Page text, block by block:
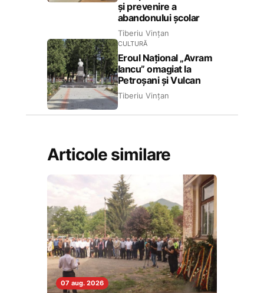
și prevenire a
abandonului școlar
Tiberiu Vințan
CULTURĂ
Eroul Național „Avram
Iancu” omagiat la
Petroșani și Vulcan
Tiberiu Vințan
Articole similare
07 aug. 2026